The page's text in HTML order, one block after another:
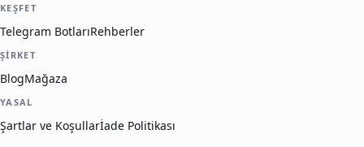
KEŞFET
Telegram BotlarıRehberler
ŞIRKET
BlogMağaza
YASAL
Şartlar ve Koşullarİade Politikası